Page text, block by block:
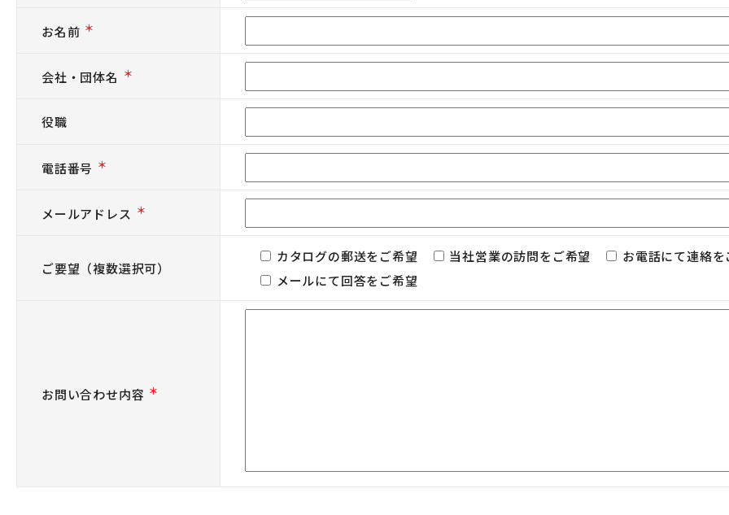
お名前 ＊
会社・団体名 ＊
役職
電話番号 ＊
メールアドレス ＊
ご要望（複数選択可）
カタログの郵送をご希望 当社営業の訪問をご希望
お電話にて連絡
メールにて回答をご希望
お問い合わせ内容 ＊